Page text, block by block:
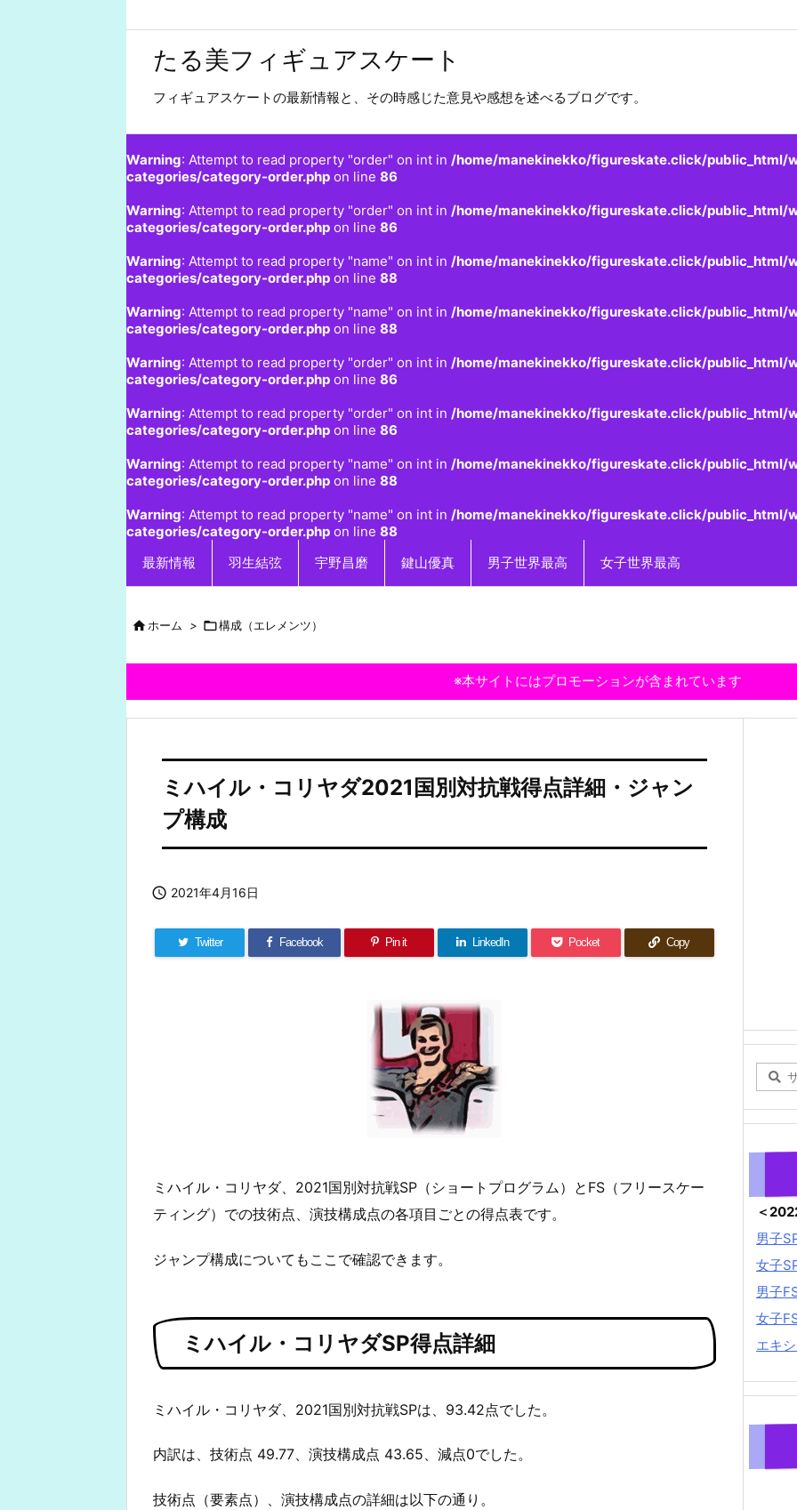
たる美フィギュアスケート
フィギュアスケートの最新情報と、その時感じた意見や感想を述べるブログです。
Warning: Attempt to read property "order" on int in /home/manekinekko/figureskate.click/public_html/
categories/category-order.php on line 86
Warning: Attempt to read property "order" on int in /home/manekinekko/figureskate.click/public_html/
categories/category-order.php on line 86
Warning: Attempt to read property "name" on int in /home/manekinekko/figureskate.click/public_html/
categories/category-order.php on line 88
Warning: Attempt to read property "name" on int in /home/manekinekko/figureskate.click/public_html/
categories/category-order.php on line 88
Warning: Attempt to read property "order" on int in /home/manekinekko/figureskate.click/public_html/
categories/category-order.php on line 86
Warning: Attempt to read property "order" on int in /home/manekinekko/figureskate.click/public_html/
categories/category-order.php on line 86
Warning: Attempt to read property "name" on int in /home/manekinekko/figureskate.click/public_html/
categories/category-order.php on line 88
Warning: Attempt to read property "name" on int in /home/manekinekko/figureskate.click/public_html/
categories/category-order.php on line 88
最新情報
羽生結弦 宇野昌磨 鍵山優真 男子世界最高 女子世界最高
ホーム > 構成（エレメンツ）
※本サイトにはプロモーションが含まれています
ミハイル・コリヤダ2021国別対抗戦得点詳細・ジャン
プ構成
 2021年4月16日
Twitter Facebook Pin it LinkedIn Pocket Copy
ミハイル・コリヤダ、2021国別対抗戦SP（ショートプログラム）とFS（フリースケー
ティング）での技術点、演技構成点の各項目ごとの得点表です。
ジャンプ構成についてもここで確認できます。
ミハイル・コリヤダSP得点詳細
ミハイル・コリヤダ、2021国別対抗戦SPは、93.42点でした。
内訳は、技術点 49.77、演技構成点 43.65、減点0でした。
技術点（要素点）、演技構成点の詳細は以下の通り。
＜
男子
女子
男子
女子
エキ